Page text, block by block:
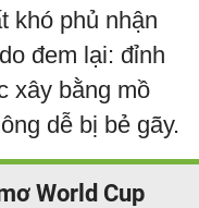
khó phủ nhận
đem lại: đỉnh
xây bằng mồ
dễ bị bẻ gãy.
World Cup